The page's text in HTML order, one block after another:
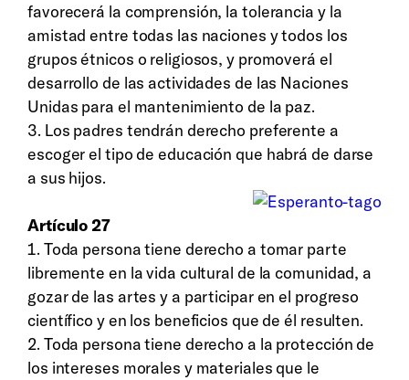
favorecerá la comprensión, la tolerancia y la
amistad entre todas las naciones y todos los
grupos étnicos o religiosos, y promoverá el
desarrollo de las actividades de las Naciones
Unidas para el mantenimiento de la paz.
3. Los padres tendrán derecho preferente a
escoger el tipo de educación que habrá de darse
a sus hijos.
Artículo 27
1. Toda persona tiene derecho a tomar parte
libremente en la vida cultural de la comunidad, a
gozar de las artes y a participar en el progreso
científico y en los beneficios que de él resulten.
2. Toda persona tiene derecho a la protección de
los intereses morales y materiales que le